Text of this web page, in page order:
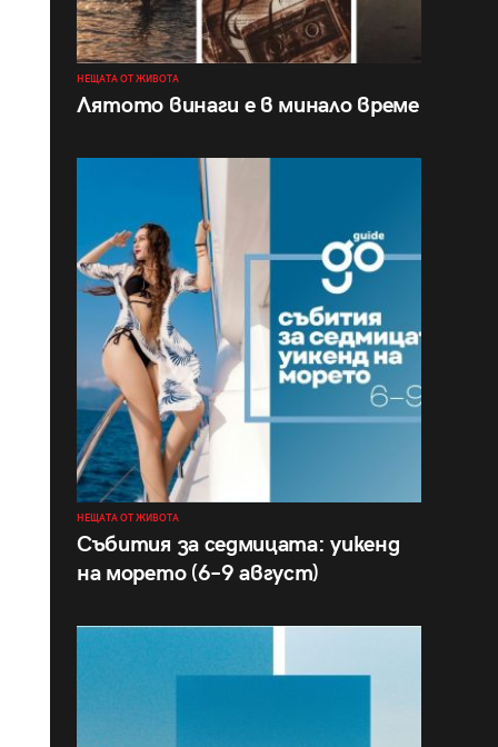
НЕЩАТА ОТ ЖИВОТА
Лятото винаги е в минало време
НЕЩАТА ОТ ЖИВОТА
Събития за седмицата: уикенд
на морето (6–9 август)